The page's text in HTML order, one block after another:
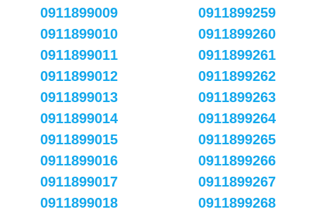
0911899009
0911899010
0911899011
0911899012
0911899013
0911899014
0911899015
0911899016
0911899017
0911899018
0911899259
0911899260
0911899261
0911899262
0911899263
0911899264
0911899265
0911899266
0911899267
0911899268